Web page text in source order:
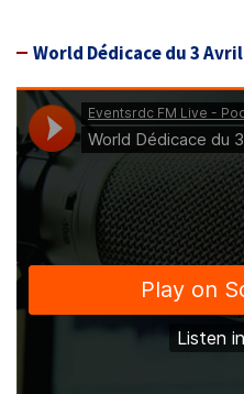
World Dédicace du 3 Avril